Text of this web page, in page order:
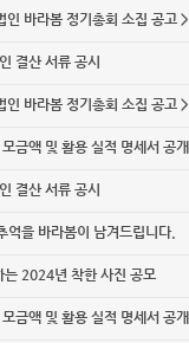
바라봄 정기총회 소집 공고 >
결산 서류 공시
바라봄 정기총회 소집 공고 >
금액 및 활용 실적 명세서 공개
결산 서류 공시
억을 바라봄이 남겨드립니다.
는 2024년 착한 사진 공모
금액 및 활용 실적 명세서 공개